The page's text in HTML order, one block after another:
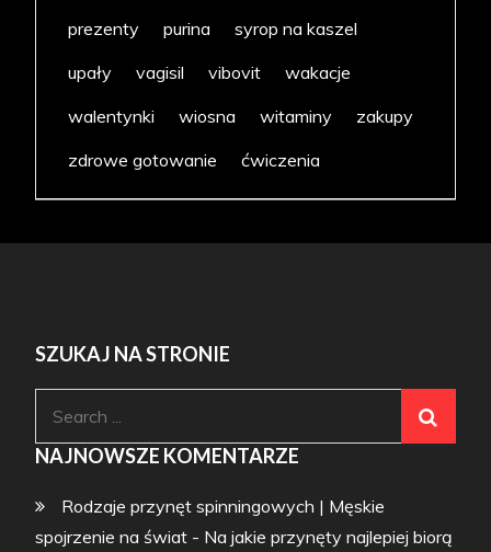
prezenty purina
syrop na kaszel
upały
vagisil vibovit
wakacje
walentynki
wiosna witaminy
zakupy
zdrowe gotowanie
ćwiczenia
SZUKAJ NA STRONIE
NAJNOWSZE KOMENTARZE
Rodzaje przynęt spinningowych | Męskie
spojrzenie na świat - Na jakie przynęty najlepiej biorą